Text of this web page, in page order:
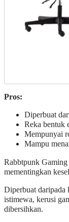
Pros:
Diperbuat
Reka bentuk
Mempunyai
Mampu
Rabbtpunk
mementingkan
Diperbuat
istimewa, kerusi
dibersihkan.